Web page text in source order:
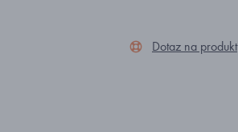
Dotaz na produkt